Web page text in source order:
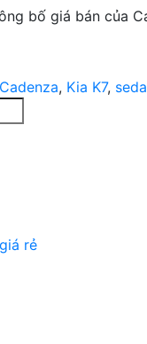
bố giá bán của
, Kia K7,
rẻ